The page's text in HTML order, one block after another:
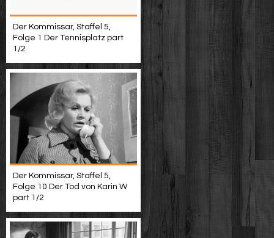
Der Kommissar, Staffel 5,
Folge 1 Der Tennisplatz part
1/2
Der Kommissar, Staffel 5,
Folge 10 Der Tod von Karin W
part 1/2